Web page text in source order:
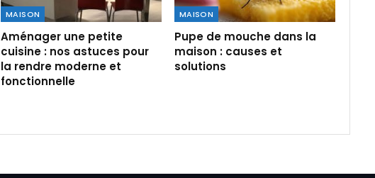
MAISON
Aménager une petite
cuisine : nos astuces pour
la rendre moderne et
fonctionnelle
MAISON
Pupe de mouche dans la
maison : causes et
solutions